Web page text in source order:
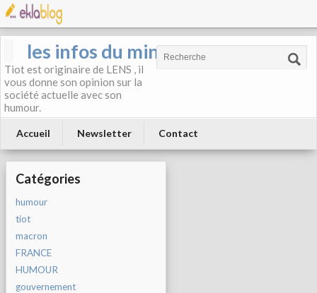
les infos du mineur
Tiot est originaire de LENS , il
vous donne son opinion sur la
société actuelle avec son
humour.
Accueil Newsletter Contact
Catégories
humour
tiot
macron
FRANCE
HUMOUR
gouvernement